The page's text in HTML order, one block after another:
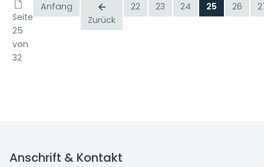
Seite
25
von
32
Anfang
Zurück
22 23 24 25 26
Anschrift & Kontakt